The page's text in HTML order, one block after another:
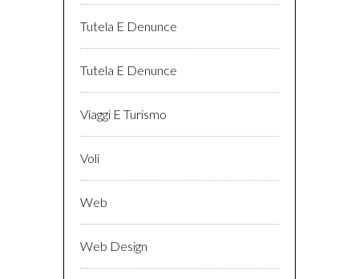
Tutela E Denunce
Tutela E Denunce
Viaggi E Turismo
Voli
Web
Web Design